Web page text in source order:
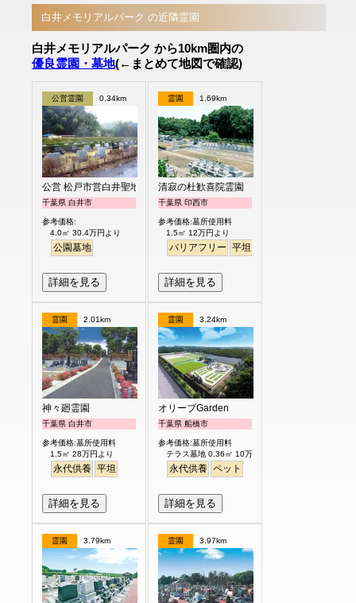
白井メモリアルパーク の近隣霊園
白井メモリアルパーク から10km圏内の
優良霊園・墓地(←まとめて地図で確認)
公営霊園 0.34km
公営 松戸市営白井聖地公園
千葉県 白井市
参考価格:
4.0㎡ 30.4万円より
公園墓地
詳細を見る
霊園 1.69km
清寂の杜歓喜院霊園
千葉県 印西市
参考価格:墓所使用料
1.5㎡ 12万円より
バリアフリー 平坦
詳細を見る
霊園 2.01km
神々廻霊園
千葉県 白井市
参考価格:墓所使用料
1.5㎡ 28万円より
永代供養 平坦
詳細を見る
霊園 3.24km
オリーブGarden
千葉県 船橋市
参考価格:墓所使用料
テラス墓地 0.36㎡ 10万円より
永代供養 ペット
詳細を見る
霊園 3.79km 霊園 3.97km